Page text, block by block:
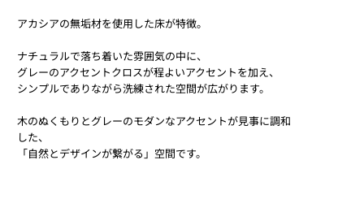
アカシアの無垢材を使用した床が特徴。
ナチュラルで落ち着いた雰囲気の中に、
グレーのアクセントクロスが程よいアクセントを加え、
シンプルでありながら洗練された空間が広がります。
木のぬくもりとグレーのモダンなアクセントが見事に調和
した、
「自然とデザインが繋がる」空間です。